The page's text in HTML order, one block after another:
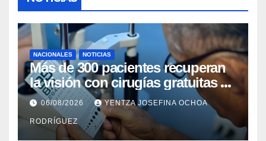
NACIONALES NOTICIAS
Más de 300 pacientes recuperan
la visión con cirugías gratuitas de
cataratas en Zulia
06/08/2026 YENTZA JOSEFINA OCHOA
RODRÍGUEZ